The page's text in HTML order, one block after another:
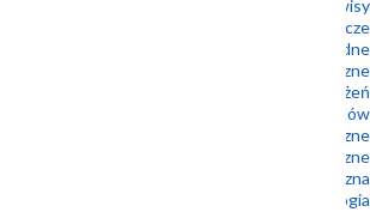
podserwisy
Służba Geologiczna – Prawo geologiczne i górnicze
Służba Geologiczna – Prawo wodne
Centralne Archiwum Geologiczne
Centrum Geozagrożeń
Geologia dla samorządów
Wydawnictwa geologiczne
Muzeum Geologiczne
Biblioteka geologiczna
Portal Geologia